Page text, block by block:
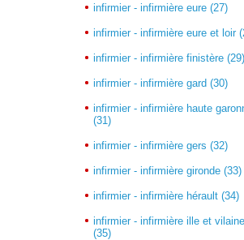
infirmier - infirmière eure (27)
infirmier - infirmière eure et loir
infirmier - infirmière finistère
infirmier - infirmière gard (30)
infirmier - infirmière haute
(31)
infirmier - infirmière gers (32)
infirmier - infirmière gironde (33)
infirmier - infirmière hérault (34)
infirmier - infirmière ille et
(35)